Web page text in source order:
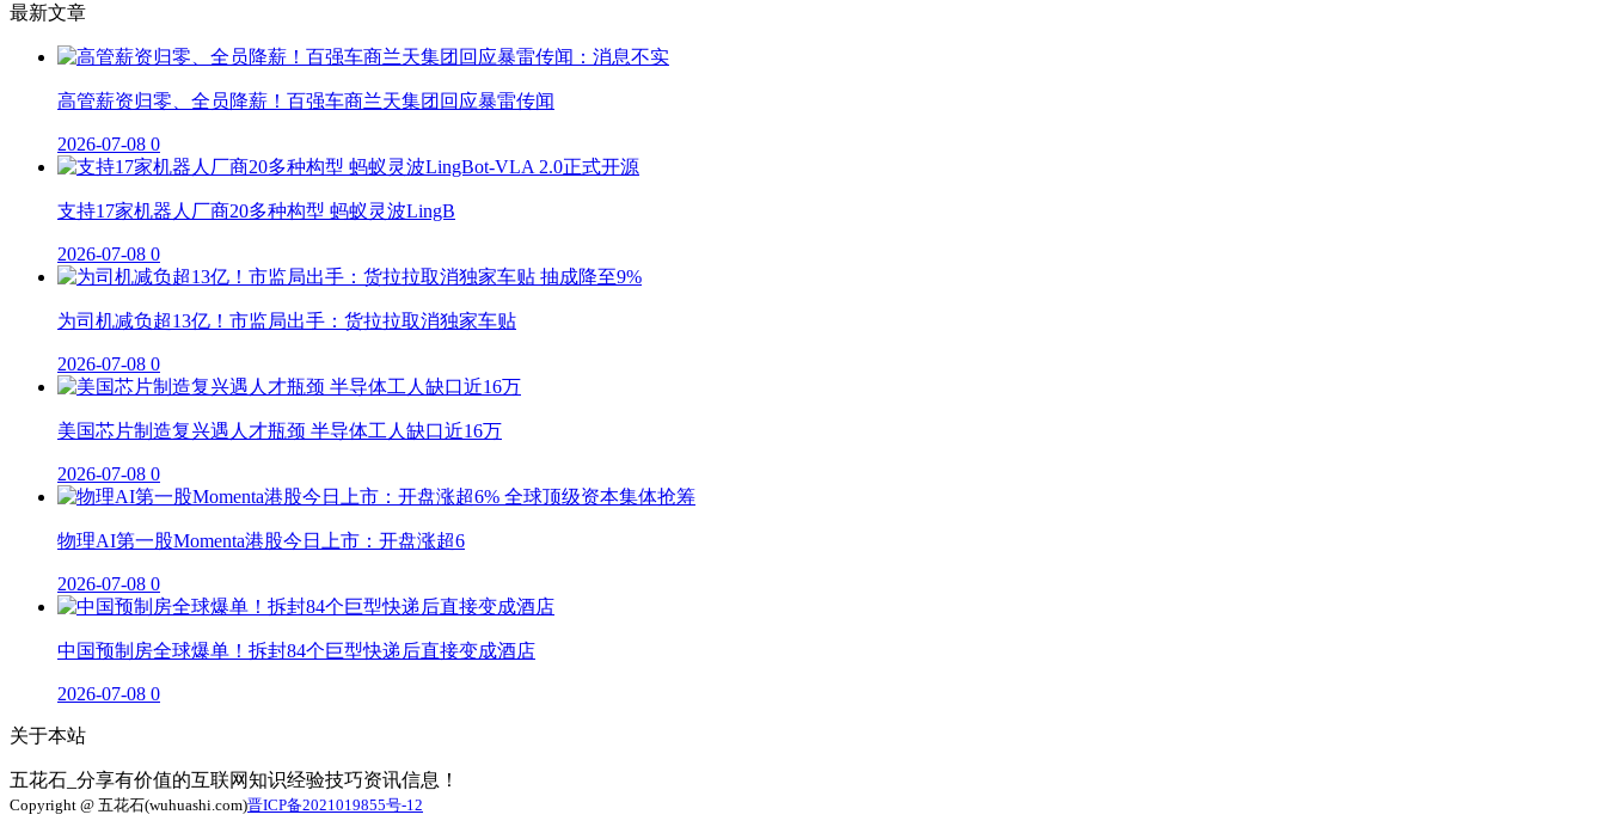
最新文章
高管薪资归零、全员降薪！百强车商兰天集团回应暴雷传闻
2026-07-08 0
支持17家机器人厂商20多种构型 蚂蚁灵波LingB
2026-07-08 0
为司机减负超13亿！市监局出手：货拉拉取消独家车贴
2026-07-08 0
美国芯片制造复兴遇人才瓶颈 半导体工人缺口近16万
2026-07-08 0
物理AI第一股Momenta港股今日上市：开盘涨超6
2026-07-08 0
中国预制房全球爆单！拆封84个巨型快递后直接变成酒店
2026-07-08 0
关于本站
五花石_分享有价值的互联网知识经验技巧资讯信息！
Copyright @ 五花石(wuhuashi.com)晋ICP备2021019855号-12